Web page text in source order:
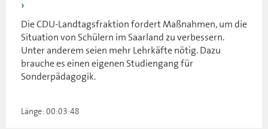
Die CDU-Landtagsfraktion fordert Maßnahmen, um die
Situation von Schülern im Saarland zu verbessern.
Unter anderem seien mehr Lehrkäfte nötig. Dazu
brauche es einen eigenen Studiengang für
Sonderpädagogik.
Länge: 00:03:48